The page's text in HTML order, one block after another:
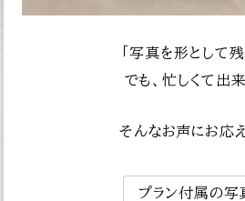
「写真を形として
でも、忙しくて出来
そんなお声にお応
プラン付属の写